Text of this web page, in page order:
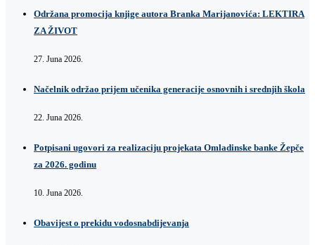
Održana promocija knjige autora Branka Marijanovića: LEKTIRA
ZA ŽIVOT
27. Juna 2026.
Načelnik održao prijem učenika generacije osnovnih i srednjih škola
22. Juna 2026.
Potpisani ugovori za realizaciju projekata Omladinske banke Žepče
za 2026. godinu
10. Juna 2026.
Obavijest o prekidu vodosnabdijevanja